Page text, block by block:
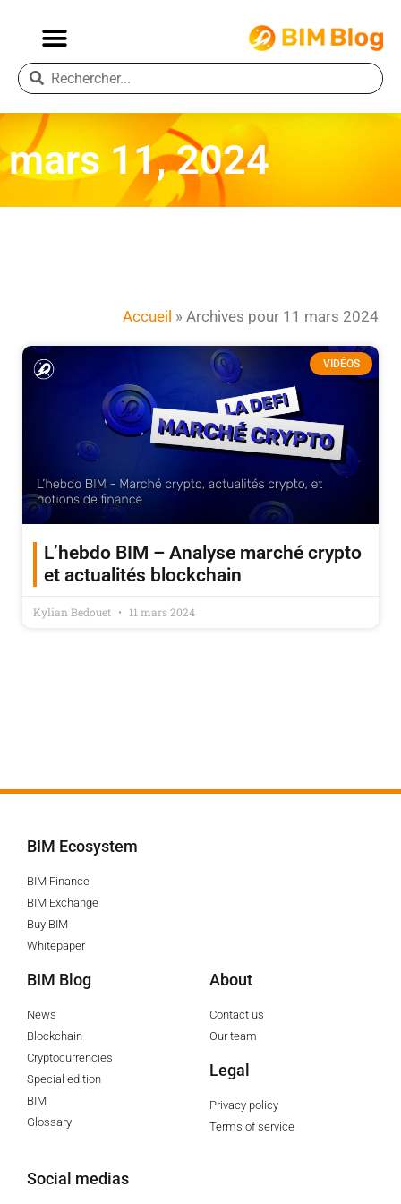
mars 11, 2024
Accueil » Archives pour 11 mars 2024
VIDÉOS
L’hebdo BIM – Analyse marché crypto
et actualités blockchain
Kylian Bedouet 11 mars 2024
BIM Ecosystem
BIM Finance
BIM Exchange
Buy BIM
Whitepaper
BIM Blog
News
Blockchain
Cryptocurrencies
Special edition
BIM
Glossary
About
Contact us
Our team
Legal
Privacy policy
Terms of service
Social medias